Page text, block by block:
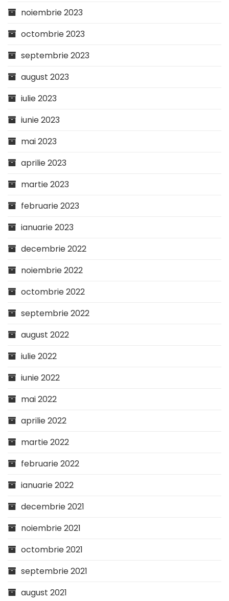
noiembrie 2023
octombrie 2023
septembrie 2023
august 2023
iulie 2023
iunie 2023
mai 2023
aprilie 2023
martie 2023
februarie 2023
ianuarie 2023
decembrie 2022
noiembrie 2022
octombrie 2022
septembrie 2022
august 2022
iulie 2022
iunie 2022
mai 2022
aprilie 2022
martie 2022
februarie 2022
ianuarie 2022
decembrie 2021
noiembrie 2021
octombrie 2021
septembrie 2021
august 2021